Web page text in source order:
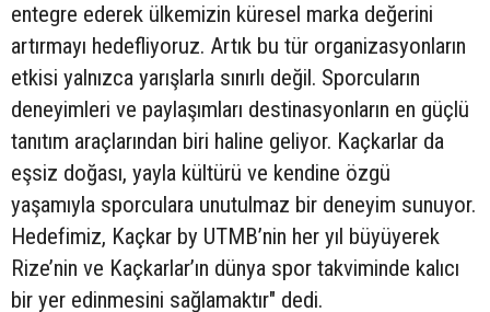
entegre ederek ülkemizin küresel marka değerini
artırmayı hedefliyoruz. Artık bu tür organizasyonların
etkisi yalnızca yarışlarla sınırlı değil. Sporcuların
deneyimleri ve paylaşımları destinasyonların en güçlü
tanıtım araçlarından biri haline geliyor. Kaçkarlar da
eşsiz doğası, yayla kültürü ve kendine özgü
yaşamıyla sporculara unutulmaz bir deneyim sunuyor.
Hedefimiz, Kaçkar by UTMB’nin her yıl büyüyerek
Rize’nin ve Kaçkarlar’ın dünya spor takviminde kalıcı
bir yer edinmesini sağlamaktır" dedi.